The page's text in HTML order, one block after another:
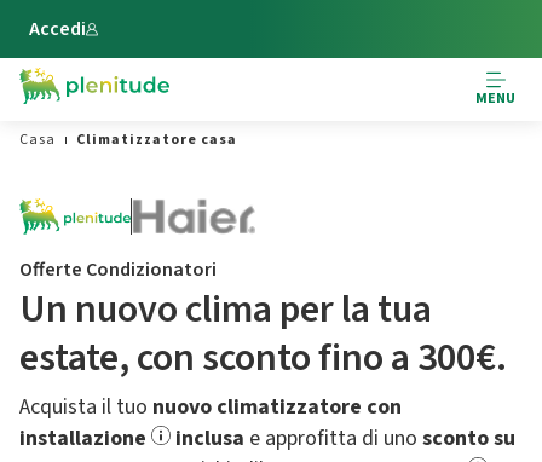
Vai al contenuto principale
Accedi
MENU
Casa
Climatizzatore casa
Offerte Condizionatori
Un nuovo clima per la tua
estate,​ con sconto fino a 300€.
Acquista il tuo nuovo climatizzatore con
installazione
inclusa e approfitta di uno sconto su